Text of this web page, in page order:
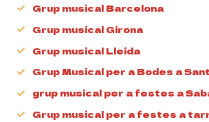
Grup musical Barcelona
Grup musical Girona
Grup musical Lleida
Grup Musical per a Bodes a
grup musical per a festes a
Grup musical per a festes a